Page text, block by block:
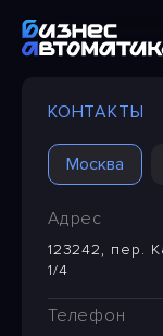
КОНТАКТЫ
Москва
Адрес
123242, пер.
1/4
Телефон